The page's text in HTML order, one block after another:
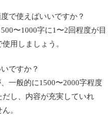
で使えばいいですか？
〜1000字に1〜2回程度が目
用しましょう。
ですか？
一般的に1500〜2000字程度
し、内容が充実していれ
。